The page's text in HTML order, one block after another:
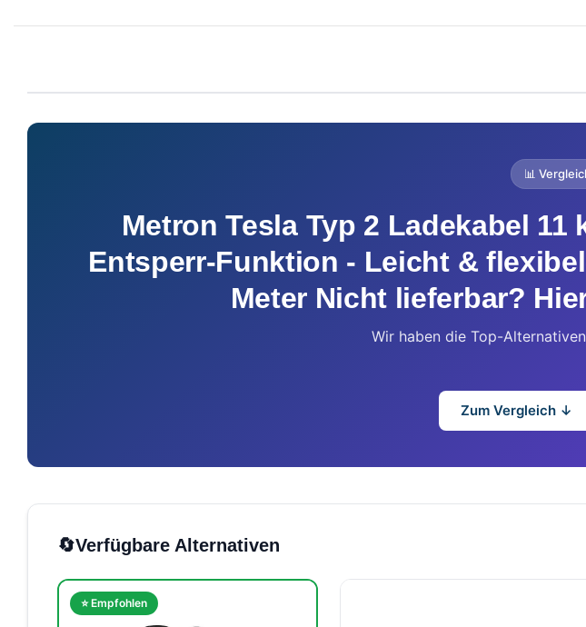
📊
Metron Tesla Typ 2 Ladekabel
Entsperr-Funktion - Leicht &
Meter Nicht lieferbar?
Wir haben die Top-
Zum Vergleich ↓
🔄Verfügbare Alternativen
⭐ Empfohlen